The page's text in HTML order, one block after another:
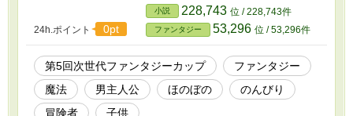
24h.ポイント 0pt
小説 228,743 位 / 228,743件
ファンタジー 53,296 位 / 53,296件
第5回次世代ファンタジーカップ
ファンタジー
魔法
男主人公 ほのぼの
のんびり
冒険者
子供